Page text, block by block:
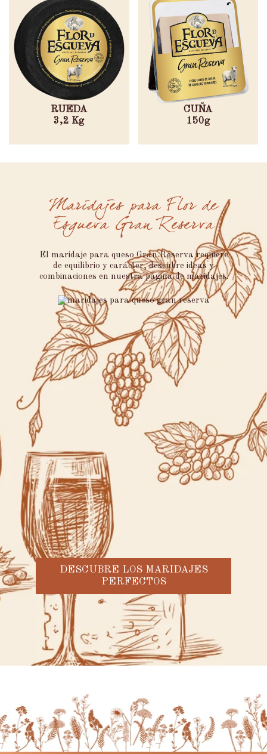
RUEDA
3,2 Kg
CUÑA
150g
Maridajes para Flor de
Esgueva Gran Reserva
El maridaje para queso Gran Reserva requiere
de equilibrio y carácter, descubre ideas y
combinaciones en nuestra página de maridajes.
DESCUBRE LOS MARIDAJES
PERFECTOS